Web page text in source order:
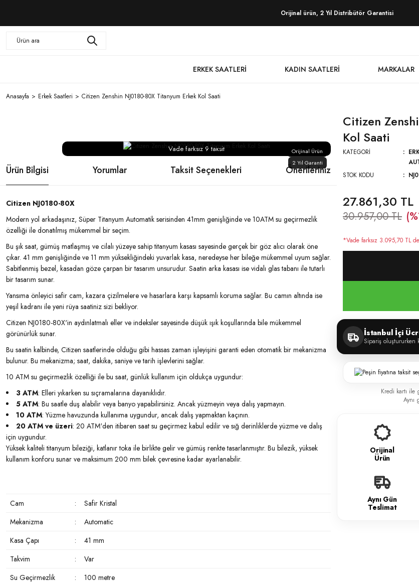
Orijinal ürün, 2 Yıl Distribütör Garantisi
ERKEK SAATLERI KADIN SAATLERI MARKALAR
Anasayfa Erkek Saatleri Citizen Zenshin NJ0180-80X Titanyum Erkek Kol Saati
Orijinal Ürün
2 Yıl Garanti
Vade farksız 9 taksit
Ürün Bilgisi Yorumlar Taksit Seçenekleri Önerileriniz
Citizen NJ0180-80X
Modern yol arkadaşınız, Süper Titanyum Automatik serisinden 41mm genişliğinde ve 10ATM su geçirmezlik
özelliği ile donatılmış mükemmel bir seçim.
Bu şık saat, gümüş matlaşmış ve cilalı yüzeye sahip titanyum kasası sayesinde gerçek bir göz alıcı olarak öne
çıkar. 41 mm genişliğinde ve 11 mm yüksekliğindeki yuvarlak kasa, neredeyse her bileğe mükemmel uyum sağlar.
Sabitlenmiş bezel, kasadan göze çarpan bir tasarım unsurudur. Saatin arka kasası ise vidalı glas tabanı ile tutarlı
bir tasarım sunar.
Yansıma önleyici safir cam, kazara çizilmelere ve hasarlara karşı kapsamlı koruma sağlar. Bu camın altında ise
yeşil kadranı ile yeni rüya saatiniz sizi bekliyor.
Citizen NJ0180-80X'in aydınlatmalı eller ve indeksler sayesinde düşük ışık koşullarında bile mükemmel
görünürlük sunar.
Bu saatin kalbinde, Citizen saatlerinde olduğu gibi hassas zaman işleyişini garanti eden otomatik bir mekanizma
bulunur. Bu mekanizma; saat, dakika, saniye ve tarih işlevlerini sağlar.
10 ATM su geçirmezlik özelliği ile bu saat, günlük kullanım için oldukça uygundur:
3 ATM: Elleri yıkarken su sıçramalarına dayanıklıdır.
5 ATM: Bu saatle duş alabilir veya banyo yapabilirsiniz. Ancak yüzmeyin veya dalış yapmayın.
10 ATM: Yüzme havuzunda kullanıma uygundur, ancak dalış yapmaktan kaçının.
20 ATM ve üzeri: 20 ATM'den itibaren saat su geçirmez kabul edilir ve sığ derinliklerde yüzme ve dalış
için uygundur.
Yüksek kaliteli titanyum bileziği, katlanır toka ile birlikte gelir ve gümüş renkte tasarlanmıştır. Bu bilezik, yüksek
kullanım konforu sunar ve maksimum 200 mm bilek çevresine kadar ayarlanabilir.
Cam :
Safir Kristal
Mekanizma
:
Automatic
Kasa Çapı
:
41 mm
Takvim
:
Var
Su Geçirmezlik
:
100 metre
Citizen
Kol Saati
KATEGORI
STOK KODU
27.861,30 TL
30.957,00 TL
*Vade farksız 3.095,70 TL
İstanbul İçi
Sipariş oluştururken
Kredi kartı ile
Aynı
Orijinal
Ürün
Aynı Gün
Teslimat